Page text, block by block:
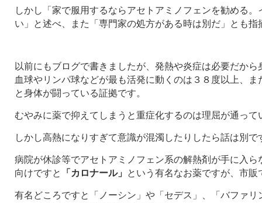
しかし「家で服用するならアセトアミノフェンを勧める
い」と述べ、また「専門家の処方がある時は別だ」とも指
以前にもブログで書きましたが、発熱や炎症は必要だか
血球やリンパ球などが最も活発に動くのは３８度以上、ま
と身体が闘っている証拠です。
むやみに薬で抑えてしまうと重症化するのは理屈が通って
しかし高熱になりすぎて意識が混濁したりしたら話は別で
病院が休診等でアセトアミノフェン系の解熱剤が手に入ら
向けですと
「カロナール」 という有名なお薬ですが、市販
有名どころですと「ノーシン」や「セデス」、「バファリ